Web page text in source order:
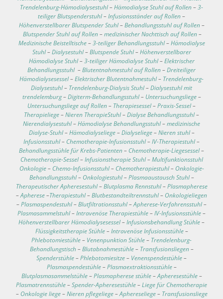
Trendelenburg-Hämodialysestuhl–Hämodialyse Stuhl auf Rollen–3-
teiliger Blutspenderstuhl–Infusionsständer auf Rollen–
Höhenverstellbarer Blutspender Stuhl–Behandlungsstuhl auf Rollen–
Blutspender Stuhl auf Rollen–medizinischer Nachttisch auf Rollen–
Medizinische Beistelltische–3-teiliger Behandlungsstuhl–Hämodialyse
Stuhl–Dialysestuhl–Blutspende Stuhl–Höhenverstellbarer
Hämodialyse Stuhl–3-teiliger Hämodialyse Stuhl–Elektrischer
Behandlungsstuhl –Blutentnahmestuhl auf Rollen–Dreiteiliger
Hämodialysesessel–Elektrischer Blutentnahmestuhl– Trendelenburg-
Dialysestuhl– Trendelenburg-Dialysis Stuhl–Dialysestuhl mit
trendelemburg–Digiterm-Behandlungsstuhl– Untersuchungsliege–
Untersuchungsliege auf Rollen– Therapiesessel–Praxis-Sessel–
Therapieliege–Nieren TherapieStuhl–Dialyse Behandlungsstuhl–
Nierendialysestuhl–Hämodialyse Behandlungsstuhl–medizinische
Dialyse-Stuhl–Hämodialyseliege–Dialyseliege–Nieren stuhl–
Infusionsstuhl– Chemotherapie-Infusionsstuhl–IV-Therapiestuhl–
Behandlungsstühle für Krebs-Patienten– Chemotherapie-Liegesessel–
Chemotherapie-Sessel–Infusionstherapie Stuhl–Multifunktionsstuhl
Onkologie– Chemo-Infusionsstuhl– Chemotherapiestuhl– Onkologie-
Behandlungsstuhl– Onkologiestuhl–Plasmaaustausch Stuhl–
Therapeutischer Apheresestuhl–Blutplasma Rennstuhl–Plasmapherese
–Apherese–Therapiestuhl–Blutbestandteiltrennstuhl– Onkologieliegen
–Plasmaspendestuhl–Blutfiltrationsstuhl–Apherese-Verfahrensstuhl–
Plasmasammelstuhl–Intravenöse Therapiestühle–IV-Infusionsstühle–
Höhenverstellbarer Hämodialysesessel–Infusionsbehandlung Stühle–
Flüssigkeitstherapie Stühle–Intravenöse Infusionsstühle–
Phlebotomiestühle– Venenpunktion Stühle– Trendelenburg-
Behandlungstisch–Blutabnahmestühle– Transfusionsliegen–
Spenderstühle–Phlebotomiesitze– Venenspendestühle–
Plasmaspendestühle–Plasmaextraktionsstühle–
Blutplasmasammelstühle–Plasmapherese stühle–Apheresestühle–
Plasmatrennstühle–Spender-Apheresestühle–Liege für Chemotherapie
– Onkologie liege–Nieren pflegeliege–Aphereseliege– Transfusionsliege